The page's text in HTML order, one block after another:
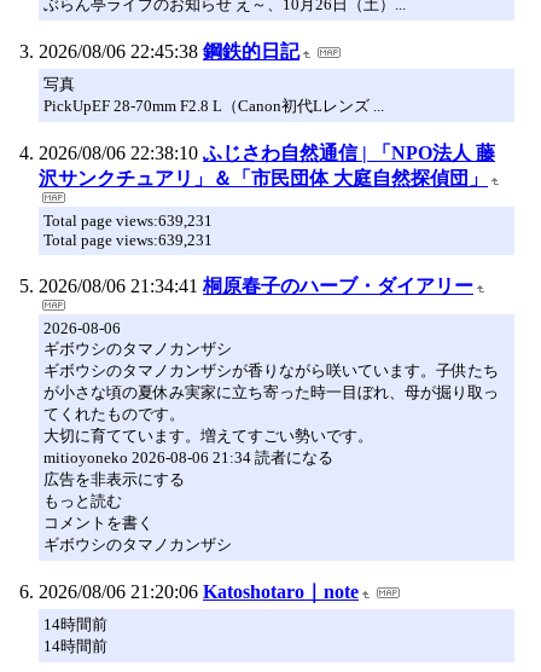
ぶらん亭ライブのお知らせ え～、10月26日（土）...
2026/08/06 22:45:38 鋼鉄的日記
写真
PickUpEF 28-70mm F2.8 L（Canon初代Lレンズ ...
2026/08/06 22:38:10 ふじさわ自然通信 | 「NPO法人 藤
沢サンクチュアリ」＆「市民団体 大庭自然探偵団」
Total page views:639,231
Total page views:639,231
2026/08/06 21:34:41 桐原春子のハーブ・ダイアリー
2026-08-06
ギボウシのタマノカンザシ
ギボウシのタマノカンザシが香りながら咲いています。子供たち
が小さな頃の夏休み実家に立ち寄った時一目ぼれ、母が掘り取っ
てくれたものです。
大切に育てています。増えてすごい勢いです。
mitioyoneko 2026-08-06 21:34 読者になる
広告を非表示にする
もっと読む
コメントを書く
ギボウシのタマノカンザシ
2026/08/06 21:20:06 Katoshotaro｜note
14時間前
14時間前